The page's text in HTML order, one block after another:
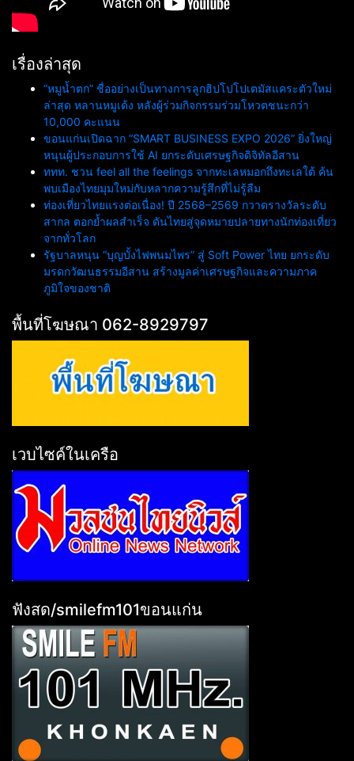
เรื่องล่าสุด
“หมูน้ำตก” ชื่ออย่างเป็นทางการลูกฮิปโปโปเตมัสแคระตัวใหม่
ล่าสุด หลานหมูเด้ง หลังผู้ร่วมกิจกรรมร่วมโหวตชนะกว่า
10,000 คะแนน
ขอนแก่นเปิดฉาก “SMART BUSINESS EXPO 2026” ยิ่งใหญ่
หนุนผู้ประกอบการใช้ AI ยกระดับเศรษฐกิจดิจิทัลอีสาน
ททท. ชวน feel all the feelings จากทะเลหมอกถึงทะเลใต้ ค้น
พบเมืองไทยมุมใหม่กับหลากความรู้สึกที่ไม่รู้ลืม
ท่องเที่ยวไทยแรงต่อเนื่อง! ปี 2568–2569 กวาดรางวัลระดับ
สากล ตอกย้ำผลสำเร็จ ดันไทยสู่จุดหมายปลายทางนักท่องเที่ยว
จากทั่วโลก
รัฐบาลหนุน “บุญบั้งไฟพนมไพร” สู่ Soft Power ไทย ยกระดับ
มรดกวัฒนธรรมอีสาน สร้างมูลค่าเศรษฐกิจและความภาค
ภูมิใจของชาติ
พื้นที่โฆษณา 062-8929797
เวบไซค์ในเครือ
ฟังสด/smilefm101ขอนแก่น